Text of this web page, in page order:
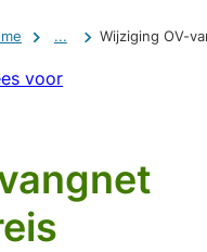
... Wijziging OV-
voor